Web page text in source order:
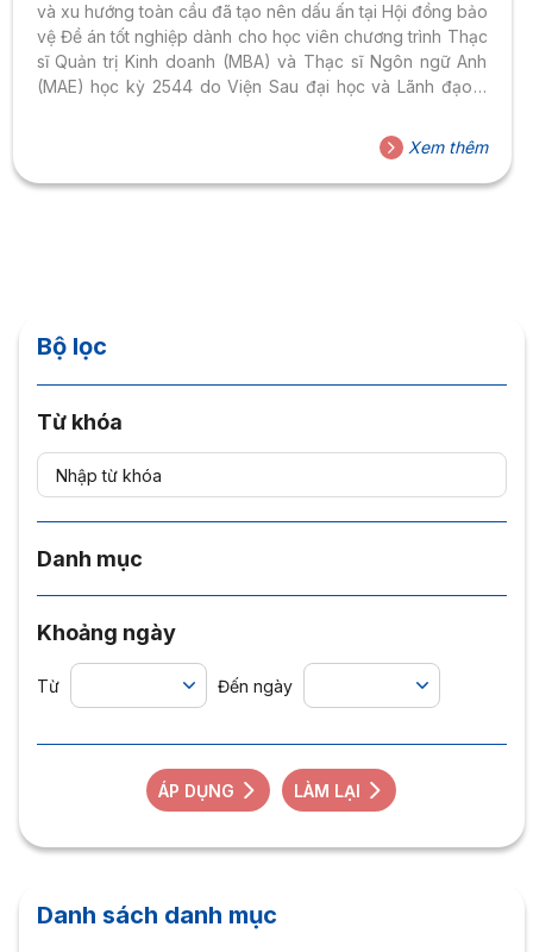
và xu hướng toàn cầu đã tạo nên dấu ấn tại Hội đồng bảo
vệ Đề án tốt nghiệp dành cho học viên chương trình Thạc
sĩ Quản trị Kinh doanh (MBA) và Thạc sĩ Ngôn ngữ Anh
(MAE) học kỳ 2544 do Viện Sau đại học và Lãnh đạo –
bảo vệ cho thấy sự nghiêm túc trong học thuật, đồng thời
phản ánh rõ tư duy ứng dụng và khả năng giải quyết vấn
đề...
Xem thêm
Bộ lọc
Từ khóa
Danh mục
Khoảng ngày
Từ Đến ngày
ÁP DỤNG LÀM LẠI
Danh sách danh mục